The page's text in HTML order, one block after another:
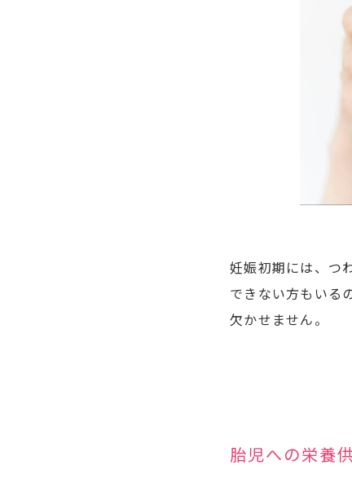
妊娠初期には、つ
できない方もいる
欠かせません。
胎児への栄養